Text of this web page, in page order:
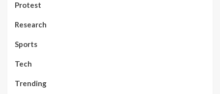
Protest
Research
Sports
Tech
Trending